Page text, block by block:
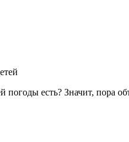
есть? Значит, пора